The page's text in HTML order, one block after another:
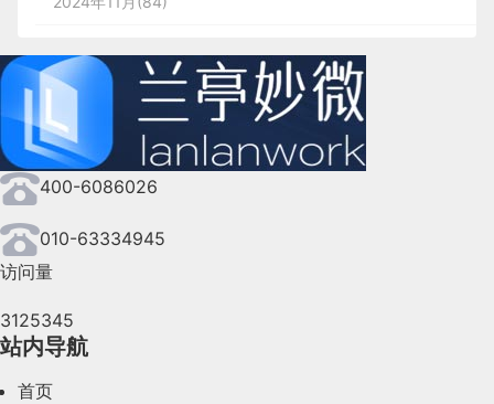
2024年9月(144)
2024年8月(164)
2024年7月(107)
2024年6月(63)
2024年4月(44)
400-6086026
010-63334945
访问量
3125345
站内导航
首页